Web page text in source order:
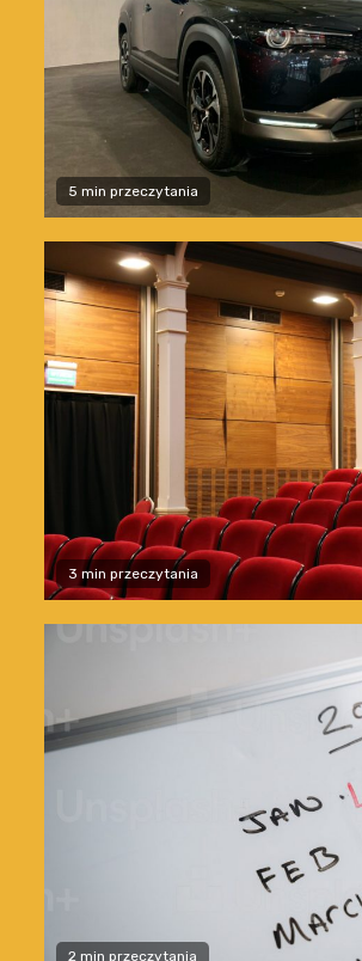
5 min przeczytania
3 min przeczytania
2 min przeczytania